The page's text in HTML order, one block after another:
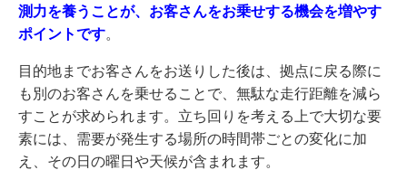
測力を養うことが、お客さんをお乗せする機会を増やす
ポイントです。
目的地までお客さんをお送りした後は、拠点に戻る際に
も別のお客さんを乗せることで、無駄な走行距離を減ら
すことが求められます。立ち回りを考える上で大切な要
素には、需要が発生する場所の時間帯ごとの変化に加
え、その日の曜日や天候が含まれます。